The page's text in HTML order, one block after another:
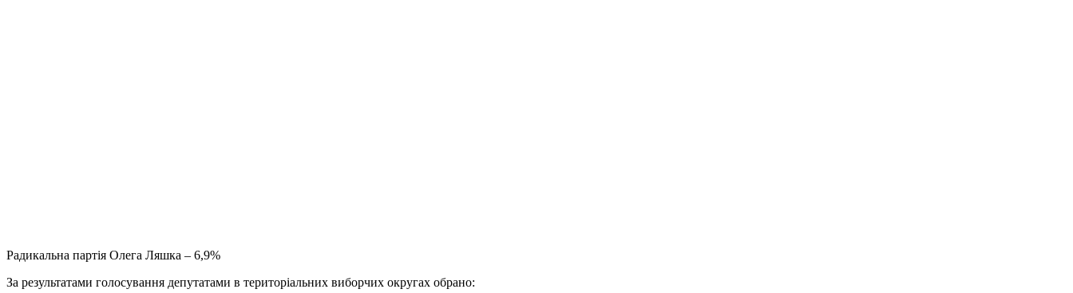
Радикальна партія Олега Ляшка – 6,9%
За результатами голосування депутатами в територіальних виборчих округах обрано: